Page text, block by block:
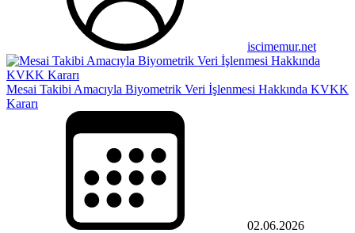
iscimemur.net
Mesai Takibi Amacıyla Biyometrik Veri İşlenmesi Hakkında KVKK
Kararı
02.06.2026